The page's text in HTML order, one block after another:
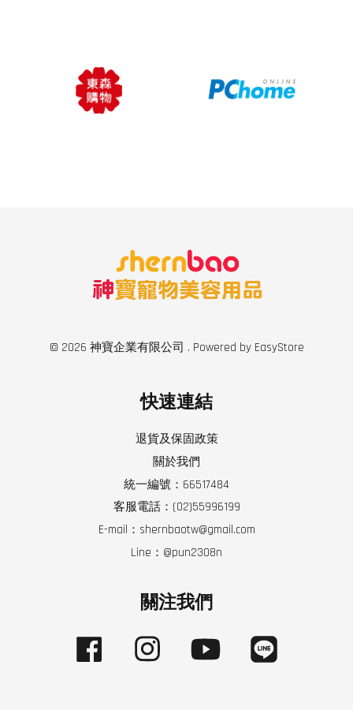
© 2026 神寶企業有限公司 . Powered by EasyStore
快速連結
退貨及保固政策
關於我們
統一編號：66517484
客服電話：(02)55996199
E-mail：shernbaotw@gmail.com
Line：@pun2308n
關注我們
Facebook Instagram YouTube